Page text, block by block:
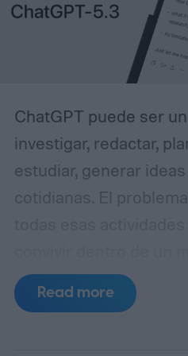
ChatGPT puede ser
investigar, redactar,
estudiar, generar
cotidianas. El
conversación puede
estrategia de
Read more